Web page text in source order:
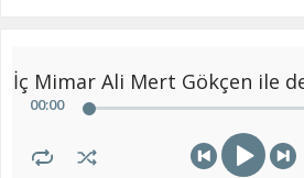
İç Mimar Ali Mert Gökçen ile
00:00